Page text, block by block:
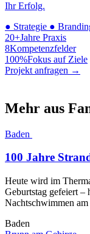
Ihr Erfolg.
● Strategie ●
20+Jahre Praxis
8Kompetenzfelder
100%Fokus auf Ziele
Projekt anfragen →
Mehr aus
Baden
100 Jahre
Heute wird im
Geburtstag gefeiert –
Nachtschwimmen
Baden